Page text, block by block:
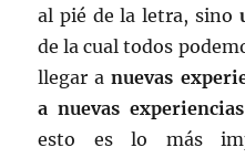
al pié de la letra, sino
de la cual todos
llegar anuevas
a nuevas experiencias
esto es lo más